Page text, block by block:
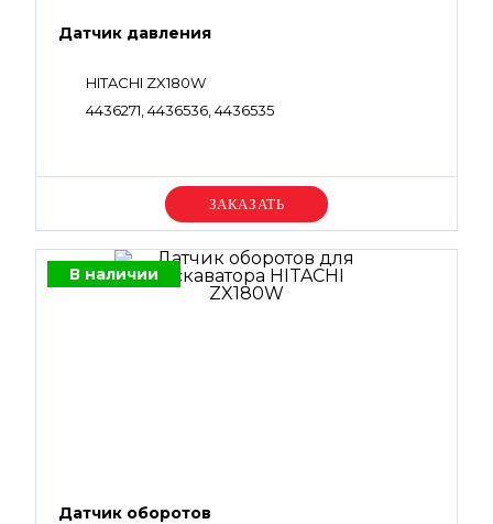
Датчик давления
HITACHI ZX180W
4436271, 4436536, 4436535
Уточняйте цену
В наличии
Датчик оборотов